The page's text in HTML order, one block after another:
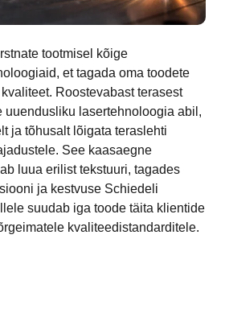
tootmisel kõige
et tagada oma toodete
Roostevabast terasest
uuendusliku lasertehnoloogia abil,
ja tõhusalt lõigata teraslehti
See kaasaegne
luua erilist tekstuuri, tagades
ja kestvuse Schiedeli
suudab iga toode täita klientide
kvaliteedistandarditele.